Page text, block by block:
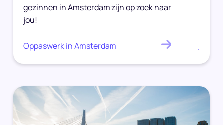
gezinnen in Amsterdam zijn op zoek naar
jou!
Oppaswerk in Amsterdam .